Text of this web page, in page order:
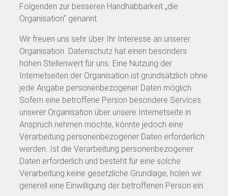
Folgenden zur besseren Handhabbarkeit „die
Organisation“ genannt.
Wir freuen uns sehr über Ihr Interesse an unserer
Organisation. Datenschutz hat einen besonders
hohen Stellenwert für uns. Eine Nutzung der
Internetseiten der Organisation ist grundsätzlich ohne
jede Angabe personenbezogener Daten möglich.
Sofern eine betroffene Person besondere Services
unserer Organisation über unsere Internetseite in
Anspruch nehmen möchte, könnte jedoch eine
Verarbeitung personenbezogener Daten erforderlich
werden. Ist die Verarbeitung personenbezogener
Daten erforderlich und besteht für eine solche
Verarbeitung keine gesetzliche Grundlage, holen wir
generell eine Einwilligung der betroffenen Person ein.